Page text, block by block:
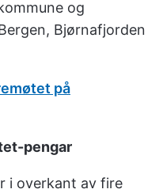
og
Bjørnafjorden
på
pengar
i overkant av fire